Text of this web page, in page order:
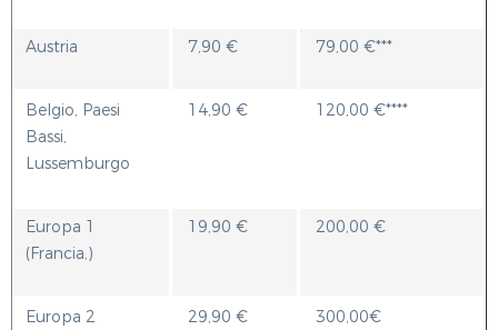
Austria 7,90 € 79,00 €***
Belgio, Paesi
Bassi,
Lussemburgo
14,90 € 120,00 €****
Europa 1
(Francia,)
19,90 € 200,00 €
Europa 2
29,90 € 300,00€